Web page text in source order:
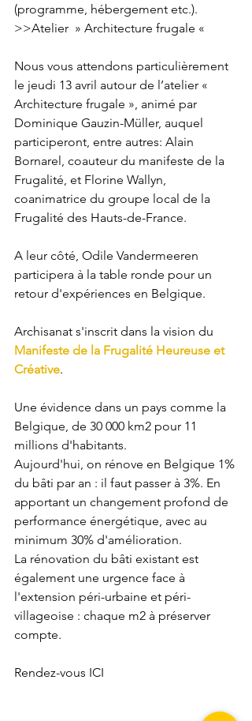
(programme, hébergement etc.).
>>Atelier  » Architecture frugale «
Nous vous attendons particulièrement
le jeudi 13 avril autour de l’atelier «
Architecture frugale », animé par
Dominique Gauzin-Müller, auquel
participeront, entre autres: Alain
Bornarel, coauteur du manifeste de la
Frugalité, et Florine Wallyn,
coanimatrice du groupe local de la
Frugalité des Hauts-de-France.
A leur côté, Odile Vandermeeren
participera à la table ronde pour un
retour d'expériences en Belgique.
Archisanat s'inscrit dans la vision du
Manifeste de la Frugalité Heureuse et
Créative.
Une évidence dans un pays comme la
Belgique, de 30 000 km2 pour 11
millions d'habitants.
Aujourd'hui, on rénove en Belgique 1%
du bâti par an : il faut passer à 3%. En
apportant un changement profond de
performance énergétique, avec au
minimum 30% d'amélioration.
La rénovation du bâti existant est
également une urgence face à
l'extension péri-urbaine et péri-
villageoise : chaque m2 à préserver
compte.
Rendez-vous ICI